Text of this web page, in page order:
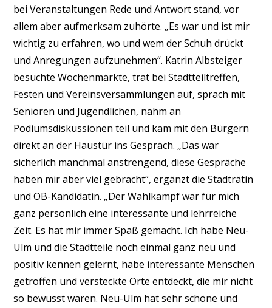
bei Veranstaltungen Rede und Antwort stand, vor
allem aber aufmerksam zuhörte. „Es war und ist mir
wichtig zu erfahren, wo und wem der Schuh drückt
und Anregungen aufzunehmen“. Katrin Albsteiger
besuchte Wochenmärkte, trat bei Stadtteiltreffen,
Festen und Vereinsversammlungen auf, sprach mit
Senioren und Jugendlichen, nahm an
Podiumsdiskussionen teil und kam mit den Bürgern
direkt an der Haustür ins Gespräch. „Das war
sicherlich manchmal anstrengend, diese Gespräche
haben mir aber viel gebracht“, ergänzt die Stadträtin
und OB-Kandidatin. „Der Wahlkampf war für mich
ganz persönlich eine interessante und lehrreiche
Zeit. Es hat mir immer Spaß gemacht. Ich habe Neu-
Ulm und die Stadtteile noch einmal ganz neu und
positiv kennen gelernt, habe interessante Menschen
getroffen und versteckte Orte entdeckt, die mir nicht
so bewusst waren. Neu-Ulm hat sehr schöne und